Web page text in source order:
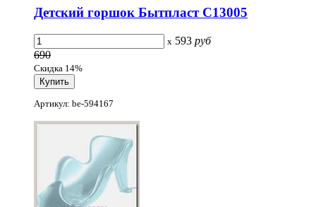
Детский горшок Бытпласт С13005
x 593 руб
690
Скидка 14%
Артикул: be-594167